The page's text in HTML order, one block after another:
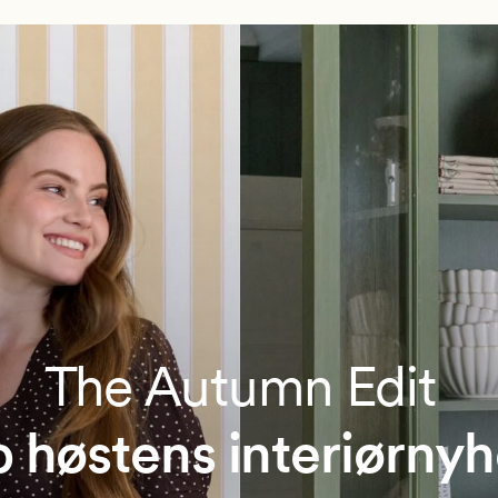
The Autumn Edit
høstens